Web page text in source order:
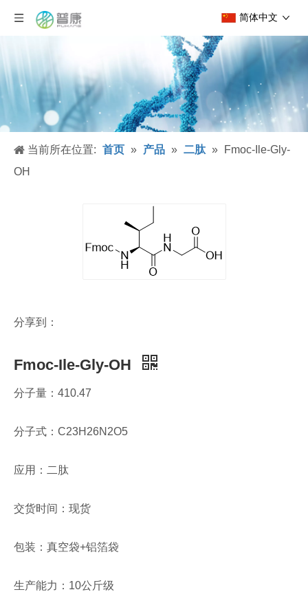
简体中文
当前所在位置: 首页 » 产品 » 二肽 »
Fmoc-Ile-Gly-
OH
分享到：
Fmoc-Ile-Gly-OH
分子量：410.47
分子式：C23H26N2O5
应用：二肽
交货时间：现货
包装：真空袋+铝箔袋
生产能力：10公斤级